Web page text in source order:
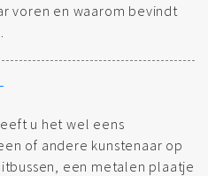
voren en waarom bevindt
u het wel eens
of andere kunstenaar op
een metalen plaatje